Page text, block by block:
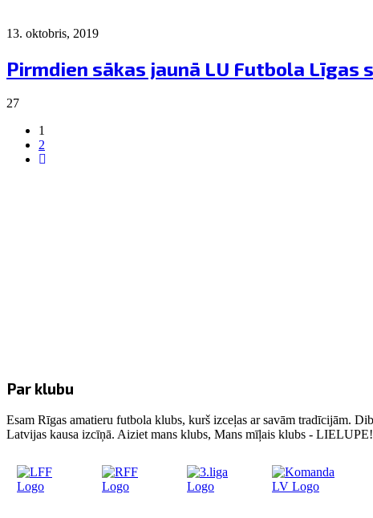
13. oktobris, 2019
Pirmdien sākas jaunā LU Futbola Līgas
27
1
2
Par klubu
Esam Rīgas amatieru futbola klubs, kurš izceļas ar savām tradīcijām.
Latvijas kausa izcīņā. Aiziet mans klubs, Mans mīļais klubs -